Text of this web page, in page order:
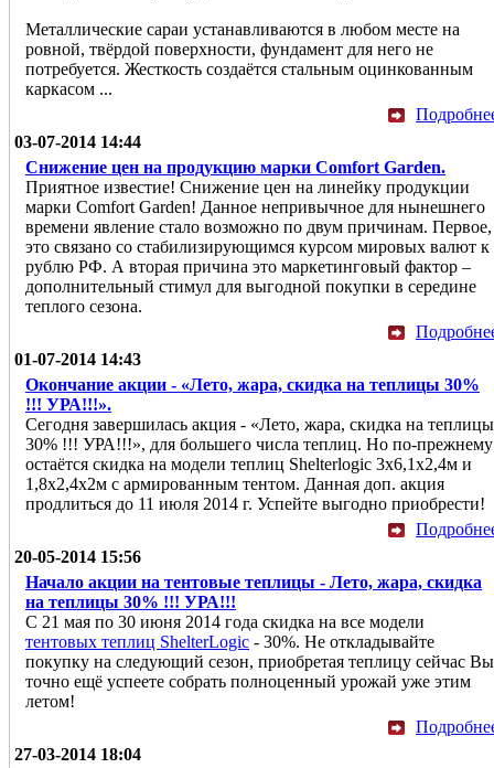
Металлические сараи устанавливаются в любом месте на
ровной, твёрдой поверхности, фундамент для него не
потребуется. Жесткость создаётся стальным оцинкованным
каркасом ...
03-07-2014 14:44
Снижение цен на продукцию марки Comfort Garden.
Приятное известие! Снижение цен на линейку продукции
марки Comfort Garden! Данное непривычное для нынешнего
времени явление стало возможно по двум причинам. Первое,
это связано со стабилизирующимся курсом мировых валют к
рублю РФ. А вторая причина это маркетинговый фактор –
дополнительный стимул для выгодной покупки в середине
теплого сезона.
01-07-2014 14:43
Окончание акции - «Лето, жара, скидка на теплицы 30%
!!! УРА!!!».
Сегодня завершилась акция - «Лето, жара, скидка на теплицы
30% !!! УРА!!!», для большего числа теплиц. Но по-прежнему
остаётся скидка на модели теплиц Shelterlogic 3x6,1x2,4м и
1,8x2,4x2м с армированным тентом. Данная доп. акция
продлиться до 11 июля 2014 г. Успейте выгодно приобрести!
20-05-2014 15:56
Начало акции на тентовые теплицы - Лето, жара, скидка
на теплицы 30% !!! УРА!!!
С 21 мая по 30 июня 2014 года скидка на все модели
тентовых теплиц ShelterLogic - 30%. Не откладывайте
покупку на следующий сезон, приобретая теплицу сейчас Вы
точно ещё успеете собрать полноценный урожай уже этим
летом!
27-03-2014 18:04